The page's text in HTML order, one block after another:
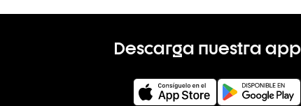
Descarga nuestra app